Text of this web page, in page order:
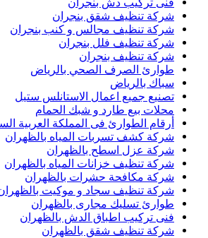
فنى تركيب دش بنجران
شركة تنظيف شقق بنجران
شركة تنظيف مجالس و كنب بنجران
شركة تنظيف فلل بنجران
شركة تنظيف بنجران
طوارئ الصرف الصحي بالرياض
سباك بالرياض
تصنيع جميع اعمال الاستانلس ستيل
محلات بيع طارد و شبك الحمام
أرقام الطوارئ فى المملكة العربية
شركة كشف تسربات المياه بالظهران
شركة عزل اسطح بالظهران
شركة تنظيف خزانات المياه بالظهران
شركة مكافحة حشرات بالظهران
شركة تنظيف سجاد و موكيت
طوارئ تسليك مجارى بالظهران
فنى تركيب اطباق الدش بالظهران
شركة تنظيف شقق بالظهران